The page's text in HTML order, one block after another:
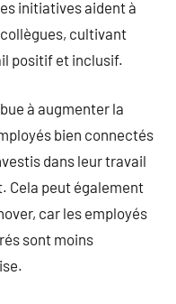
initiatives aident à
cultivant
positif et inclusif.
à augmenter la
bien connectés
dans leur travail
Cela peut également
car les employés
sont moins